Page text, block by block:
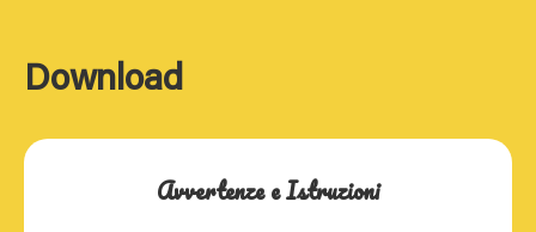
Download
Avvertenze e Istruzioni